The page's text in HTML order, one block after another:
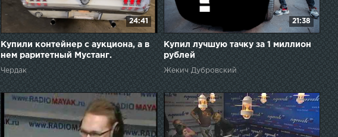
24:41
Купили контейнер с аукциона, а в
нем раритетный Мустанг.
Чердак
21:38
Купил лучшую тачку за 1 миллион
рублей
Жекич Дубровский